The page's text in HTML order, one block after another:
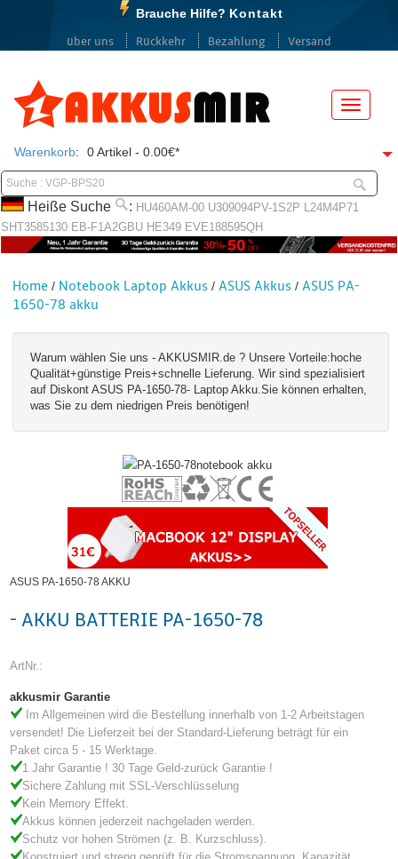
Brauche Hilfe? Kontakt
über uns
Rückkehr Bezahlung Versand
Menü
Warenkorb: 0 Artikel - 0.00€*
Heiße Suche : HU460AM-00 U309094PV-1S2P L24M4P71
SHT3585130 EB-F1A2GBU HE349 EVE188595QH
Home / Notebook Laptop Akkus / ASUS Akkus / ASUS PA-
1650-78 akku
Warum wählen Sie uns - AKKUSMIR.de ? Unsere Vorteile:hoche
Qualität+günstige Preis+schnelle Lieferung. Wir sind spezialisiert
auf Diskont ASUS PA-1650-78- Laptop Akku.Sie können erhalten,
was Sie zu dem niedrigen Preis benötigen!
ASUS PA-1650-78 AKKU
- AKKU BATTERIE PA-1650-78
ArtNr.:
akkusmir Garantie
Im Allgemeinen wird die Bestellung innerhalb von 1-2 Arbeitstagen
versendet! Die Lieferzeit bei der Standard-Lieferung beträgt für ein
Paket circa 5 - 15 Werktage.
1 Jahr Garantie ! 30 Tage Geld-zurück Garantie !
Sichere Zahlung mit SSL-Verschlüsselung
Kein Memory Effekt.
Akkus können jederzeit nachgeladen werden.
Schutz vor hohen Strömen (z. B. Kurzschluss).